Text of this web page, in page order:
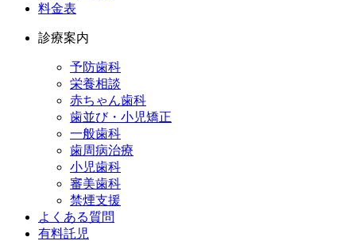
料金表
診療案内
予防歯科
栄養相談
赤ちゃん歯科
歯並び・小児矯正
一般歯科
歯周病治療
小児歯科
審美歯科
禁煙支援
よくある質問
有料託児